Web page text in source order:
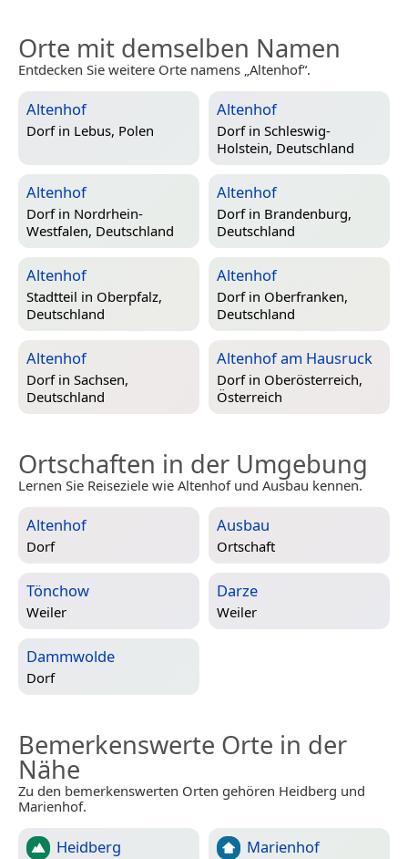
Orte mit demselben Namen
Entdecken Sie weitere Orte namens „Altenhof“.
Altenhof
Dorf in Lebus, Polen
Altenhof
Dorf in Schleswig-
Holstein, Deutschland
Altenhof
Dorf in Nordrhein-
Westfalen, Deutschland
Altenhof
Dorf in Brandenburg,
Deutschland
Altenhof
Stadtteil in Oberpfalz,
Deutschland
Altenhof
Dorf in Oberfranken,
Deutschland
Altenhof
Dorf in Sachsen,
Deutschland
Altenhof am Hausruck
Dorf in Oberösterreich,
Österreich
Ortschaften in der Umgebung
Lernen Sie Reiseziele wie Altenhof und Ausbau kennen.
Altenhof
Dorf
Ausbau
Ortschaft
Tönchow
Weiler
Darze
Weiler
Dammwolde
Dorf
Bemerkenswerte Orte in der
Nähe
Zu den bemerkenswerten Orten gehören Heidberg und
Marienhof.
Heidberg Marienhof